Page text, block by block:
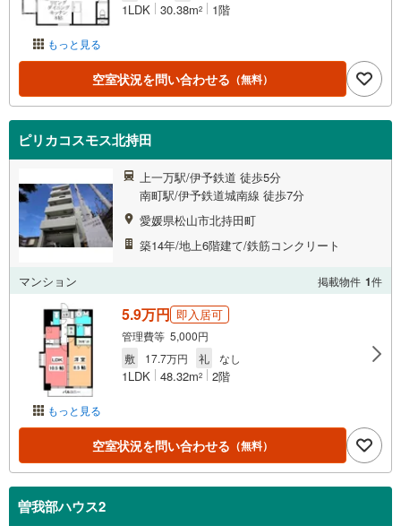
もっと見る
1LDK 30.38m2 1階
空室状況を問い合わせる （無料）
ピリカコスモス北持田
上一万駅/伊予鉄道 徒歩5分
南町駅/伊予鉄道城南線 徒歩7分
愛媛県松山市北持田町
築14年/地上6階建て/鉄筋コンクリート
マンション 掲載物件 1件
もっと見る
5.9万円 即入居可
管理費等 5,000円
敷
17.7万円 礼 なし
1LDK 48.32m2 2階
空室状況を問い合わせる （無料）
曽我部ハウス2